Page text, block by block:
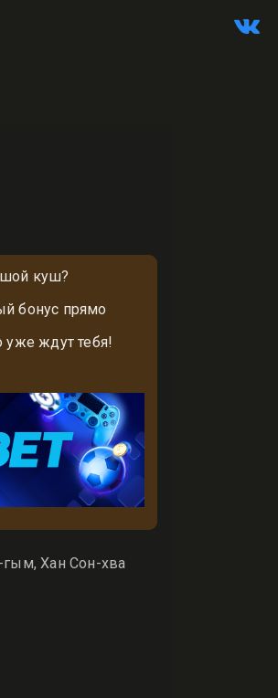
куш?
бонус прямо
уже ждут тебя!
Хан Сон-хва